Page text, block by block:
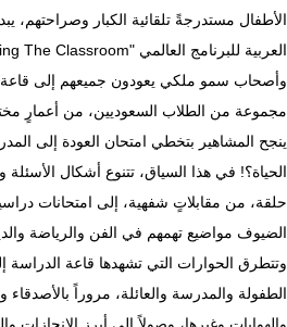
الأطفال مستدرجةً تلقائية الكبار
وأصحاب سمو ملكي يعودون جميعهم إلى قاعة
مجموعة من الطلاب السعوديين، من أعمارٍ
ينجح المشاهير بتخطي امتحان العودة إلى
الحياة؟! في هذا السياق، تتنوع أشكال
حلقة، من مقابلاتٍ شفهية، إلى امتحانات
الضيوف مواضيع تهمهم في الفن والرياضة
وتتطرق الحوارات التي تشهدها قاعة
الطفولة والمدرسة والعائلة، مروراً بالأصدقاء
والهوايات وغيرها، وصولاً إلى أبرز الإنجازات